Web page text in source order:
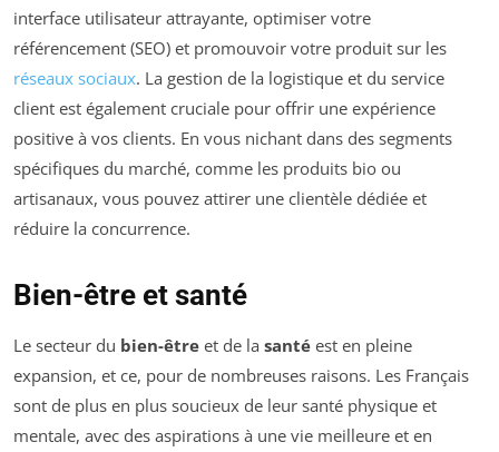
interface utilisateur attrayante, optimiser votre
référencement (SEO) et promouvoir votre produit sur les
réseaux sociaux. La gestion de la logistique et du service
client est également cruciale pour offrir une expérience
positive à vos clients. En vous nichant dans des segments
spécifiques du marché, comme les produits bio ou
artisanaux, vous pouvez attirer une clientèle dédiée et
réduire la concurrence.
Bien-être et santé
Le secteur du bien-être et de la santé est en pleine
expansion, et ce, pour de nombreuses raisons. Les Français
sont de plus en plus soucieux de leur santé physique et
mentale, avec des aspirations à une vie meilleure et en